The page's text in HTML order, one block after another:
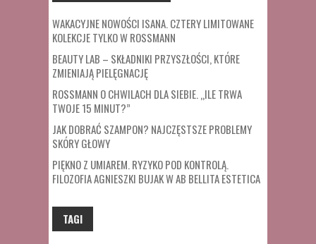
WAKACYJNE NOWOŚCI ISANA. CZTERY LIMITOWANE
KOLEKCJE TYLKO W ROSSMANN
BEAUTY LAB – SKŁADNIKI PRZYSZŁOŚCI, KTÓRE
ZMIENIAJĄ PIELĘGNACJĘ
ROSSMANN O CHWILACH DLA SIEBIE. „ILE TRWA
TWOJE 15 MINUT?”
JAK DOBRAĆ SZAMPON? NAJCZĘSTSZE PROBLEMY
SKÓRY GŁOWY
PIĘKNO Z UMIAREM. RYZYKO POD KONTROLĄ.
FILOZOFIA AGNIESZKI BUJAK W AB BELLITA ESTETICA
TAGI